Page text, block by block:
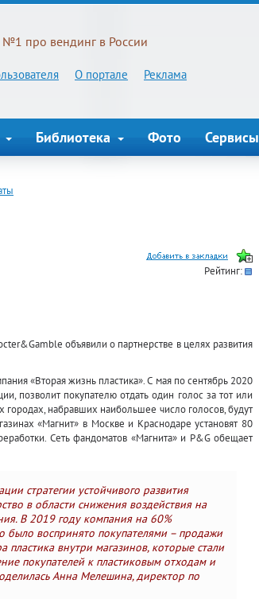
№1 про вендинг в России
О портале Реклама
Библиотека Фото Сервисы
Рейтинг:
объявили о партнерстве в целях развития
«Вторая жизнь пластика». С мая по сентябрь 2020
позволит покупателю отдать один голос за тот или
городах, набравших наибольшее число голосов, будут
«Магнит» в Москве и Краснодаре установят 80
Сеть фандоматов «Магнита» и P&G обещает
стратегии устойчивого развития
в области снижения воздействия на
В 2019 году компания на 60%
было воспринято покупателями – продажи
внутри магазинов, которые стали
покупателей к пластиковым отходам и
Анна Мелешина, директор по